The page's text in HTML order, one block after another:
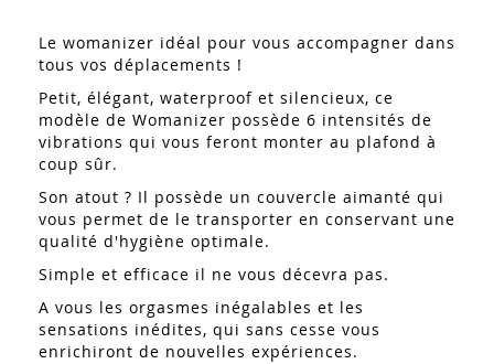
Le womanizer idéal pour vous accompagner dans
tous vos déplacements !
Petit, élégant, waterproof et silencieux, ce
modèle de Womanizer possède 6 intensités de
vibrations qui vous feront monter au plafond à
coup sûr.
Son atout ? Il possède un couvercle aimanté qui
vous permet de le transporter en conservant une
qualité d'hygiène optimale.
Simple et efficace il ne vous décevra pas.
A vous les orgasmes inégalables et les
sensations inédites, qui sans cesse vous
enrichiront de nouvelles expériences.